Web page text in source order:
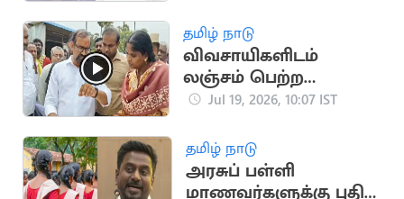
விமர்சனம்
தமிழ் நாடு
விவசாயிகளிடம்
லஞ்சம் பெற்ற
அதிகாரி சஸ்பெண்ட்..
அதிரடி
Jul 19, 2026, 10:07 IST
தமிழ் நாடு
அரசுப் பள்ளி
மாணவர்களுக்கு புதிய